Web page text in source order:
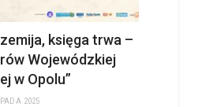
księga trwa –
Wojewódzkiej
w Opolu”
2025